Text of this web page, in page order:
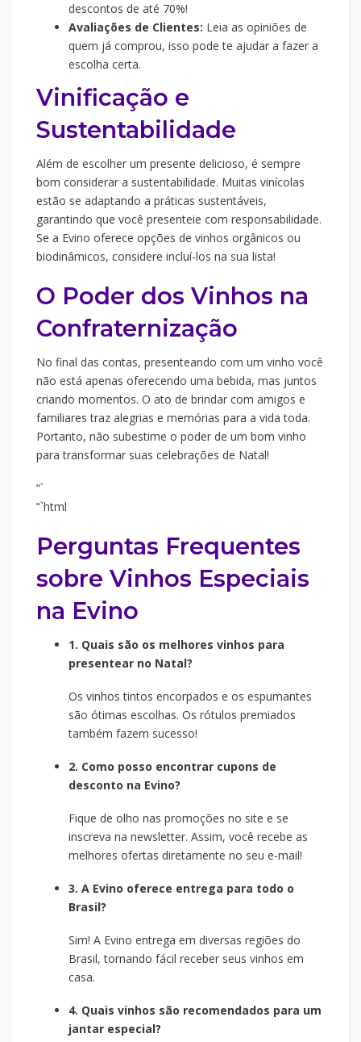
descontos de até 70%!
Avaliações de Clientes: Leia as opiniões de
quem já comprou, isso pode te ajudar a fazer a
escolha certa.
Vinificação e
Sustentabilidade
Além de escolher um presente delicioso, é sempre
bom considerar a sustentabilidade. Muitas vinícolas
estão se adaptando a práticas sustentáveis,
garantindo que você presenteie com responsabilidade.
Se a Evino oferece opções de vinhos orgânicos ou
biodinâmicos, considere incluí-los na sua lista!
O Poder dos Vinhos na
Confraternização
No final das contas, presenteando com um vinho você
não está apenas oferecendo uma bebida, mas juntos
criando momentos. O ato de brindar com amigos e
familiares traz alegrias e memórias para a vida toda.
Portanto, não subestime o poder de um bom vinho
para transformar suas celebrações de Natal!
“`
“`html
Perguntas Frequentes
sobre Vinhos Especiais
na Evino
1. Quais são os melhores vinhos para
presentear no Natal?
Os vinhos tintos encorpados e os espumantes
são ótimas escolhas. Os rótulos premiados
também fazem sucesso!
2. Como posso encontrar cupons de
desconto na Evino?
Fique de olho nas promoções no site e se
inscreva na newsletter. Assim, você recebe as
melhores ofertas diretamente no seu e-mail!
3. A Evino oferece entrega para todo o
Brasil?
Sim! A Evino entrega em diversas regiões do
Brasil, tornando fácil receber seus vinhos em
casa.
4. Quais vinhos são recomendados para um
jantar especial?